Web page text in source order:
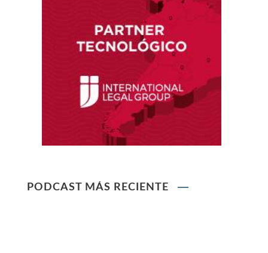
Ley que protege a la madre trabajadora
contra el despido arbitrario
Ley que modifica el TUO de la Ley del Sistema
Privado de AFPs
PODCAST MÁS RECIENTE